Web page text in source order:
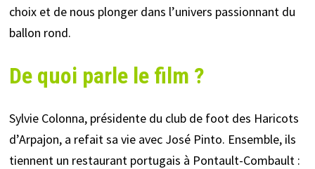
choix et de nous plonger dans l’univers passionnant du
ballon rond.
De quoi parle le film ?
Sylvie Colonna, présidente du club de foot des Haricots
d’Arpajon, a refait sa vie avec José Pinto. Ensemble, ils
tiennent un restaurant portugais à Pontault-Combault :